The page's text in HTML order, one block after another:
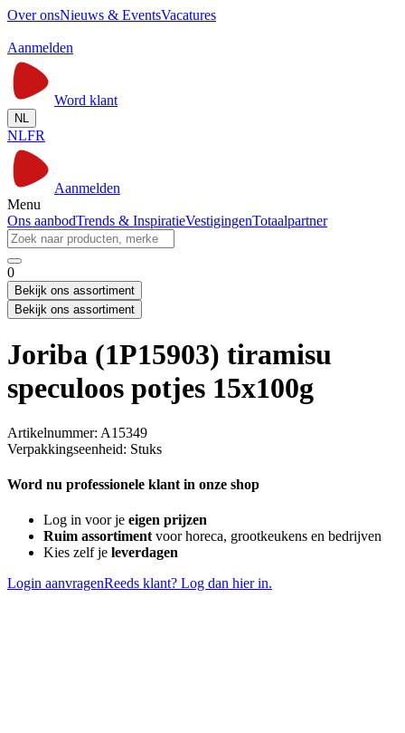
Over onsNieuws & EventsVacatures
Aanmelden
Word klant
NL
NLFR
Aanmelden
Menu
Ons aanbodTrends & InspiratieVestigingenTotaalpartner
0
Bekijk ons assortiment
Bekijk ons assortiment
Joriba (1P15903) tiramisu
speculoos potjes 15x100g
Artikelnummer: A15349
Verpakkingseenheid: Stuks
Word nu professionele klant in onze shop
Log in voor je eigen prijzen
Ruim assortimentvoor horeca, grootkeukens en bedrijven
Kies zelf je leverdagen
Login aanvragenReeds klant? Log dan hier in.